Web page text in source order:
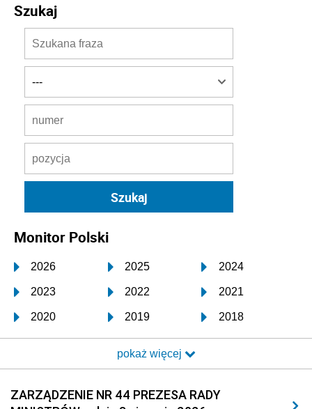
Szukaj
Monitor Polski
2026 2025 2024
2023 2022 2021
2020 2019 2018
2017 2016 2015
2014 2013 2012
2011 2010 2009
pokaż więcej
ZARZĄDZENIE NR 44 PREZESA RADY